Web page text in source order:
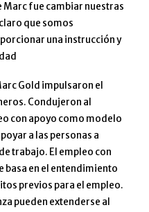
fue cambiar nuestras
que somos
una instrucción y
Gold impulsaron el
Condujeron al
con apoyo como modelo
a las personas a
trabajo. El empleo con
basa en el entendimiento
previos para el empleo.
pueden extenderse al